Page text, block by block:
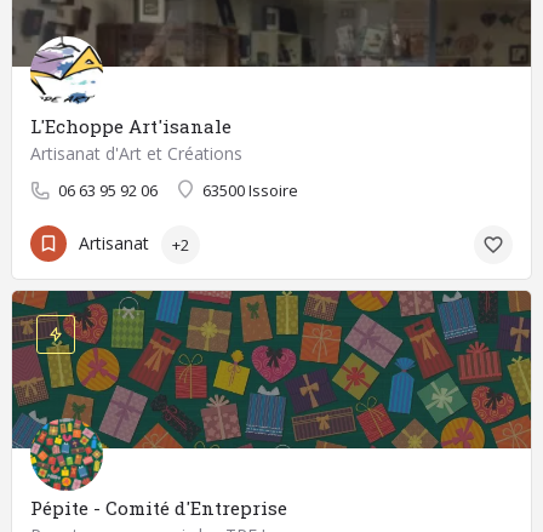
L'Echoppe Art'isanale
Artisanat d'Art et Créations
06 63 95 92 06 63500 Issoire
Artisanat +2
Pépite - Comité d'Entreprise